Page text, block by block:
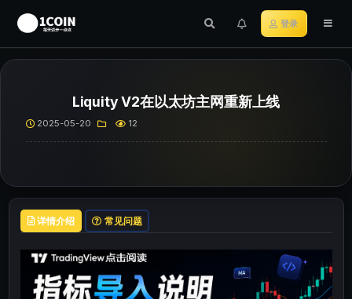
登录
Liquity V2在以太坊主网重新上线
2025-05-20 12
详情介绍 常见问题